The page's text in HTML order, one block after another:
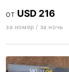
ОТ USD 216
за номер / за ночь